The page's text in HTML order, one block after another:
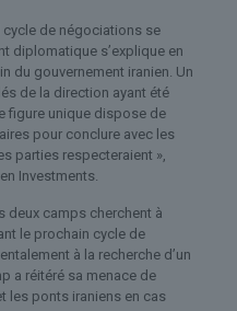
cycle de négociations se
diplomatique s’explique en
du gouvernement iranien. Un
de la direction ayant été
figure unique dispose de
pour conclure avec les
parties respecteraient »,
Investments.
deux camps cherchent à
le prochain cycle de
à la recherche d’un
a réitéré sa menace de
les ponts iraniens en cas